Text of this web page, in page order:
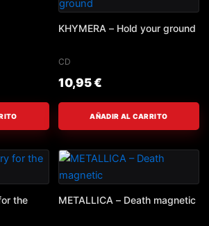
KHYMERA – Hold your ground
CD
10,95€
AÑADIR AL CARRITO
the
METALLICA – Death magnetic